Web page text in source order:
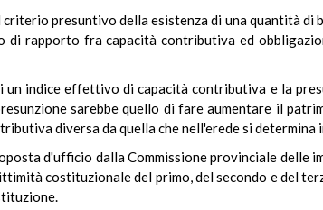
criterio presuntivo della esistenza di una quantità
di rapporto fra capacità contributiva ed
un indice effettivo di capacità contributiva e la
sarebbe quello di fare aumentare il
diversa da quella che nell'erede si determina
d'ufficio dalla Commissione provinciale
costituzionale del primo, del secondo e del